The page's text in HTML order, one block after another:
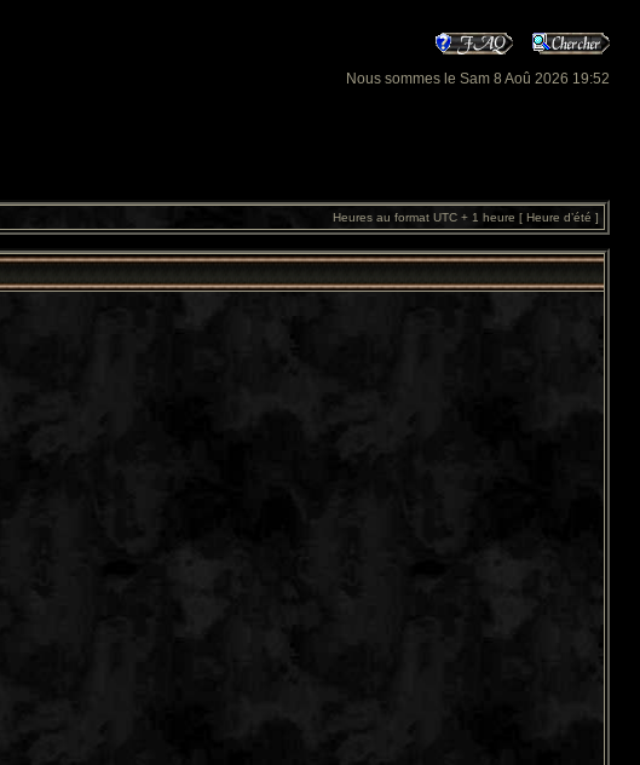
Nous sommes le Sam 8 Aoû 2026 19:52
Heures au format UTC + 1 heure [ Heure d’été ]